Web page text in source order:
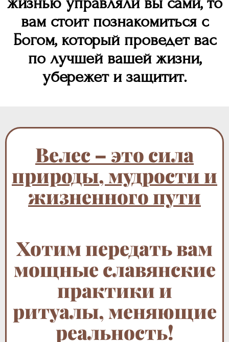
вам стоит познакомиться с
Богом, который проведет вас
по лучшей вашей жизни,
убережет и защитит.
Велес – это сила
природы, мудрости и
жизненного пути
Хотим передать вам
мощные славянские
практики и
ритуалы, меняющие
реальность!